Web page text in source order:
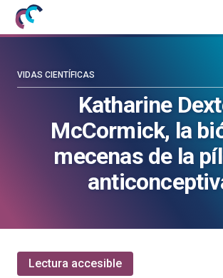
Mujeres
con
blog
Katharine
McCormick, la
mecenas de la
VIDAS CIENTÍFICAS
Lectura accesible